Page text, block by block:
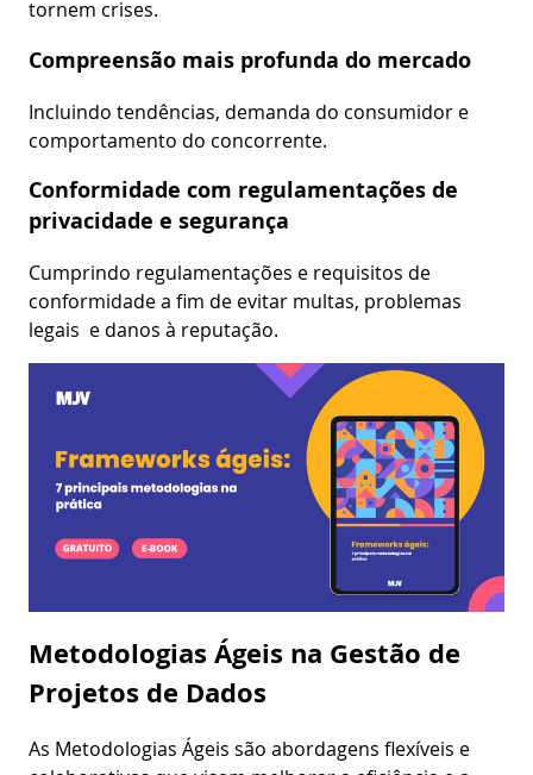
tornem crises.
Compreensão mais profunda do mercado
Incluindo tendências, demanda do consumidor e
comportamento do concorrente.
Conformidade com regulamentações de
privacidade e segurança
Cumprindo regulamentações e requisitos de
conformidade a fim de evitar multas, problemas
legais e danos à reputação.
Metodologias Ágeis na Gestão de
Projetos de Dados
As Metodologias Ágeis são abordagens flexíveis e